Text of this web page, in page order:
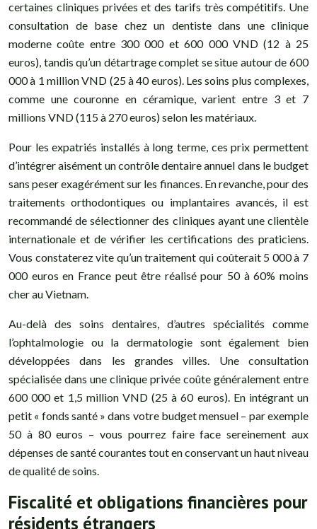
certaines cliniques privées et des tarifs très compétitifs. Une
consultation de base chez un dentiste dans une clinique
moderne coûte entre 300 000 et 600 000 VND (12 à 25
euros), tandis qu’un détartrage complet se situe autour de 600
000 à 1 million VND (25 à 40 euros). Les soins plus complexes,
comme une couronne en céramique, varient entre 3 et 7
millions VND (115 à 270 euros) selon les matériaux.
Pour les expatriés installés à long terme, ces prix permettent
d’intégrer aisément un contrôle dentaire annuel dans le budget
sans peser exagérément sur les finances. En revanche, pour des
traitements orthodontiques ou implantaires avancés, il est
recommandé de sélectionner des cliniques ayant une clientèle
internationale et de vérifier les certifications des praticiens.
Vous constaterez vite qu’un traitement qui coûterait 5 000 à 7
000 euros en France peut être réalisé pour 50 à 60% moins
cher au Vietnam.
Au-delà des soins dentaires, d’autres spécialités comme
l’ophtalmologie ou la dermatologie sont également bien
développées dans les grandes villes. Une consultation
spécialisée dans une clinique privée coûte généralement entre
600 000 et 1,5 million VND (25 à 60 euros). En intégrant un
petit « fonds santé » dans votre budget mensuel – par exemple
50 à 80 euros – vous pourrez faire face sereinement aux
dépenses de santé courantes tout en conservant un haut niveau
de qualité de soins.
Fiscalité et obligations financières pour
résidents étrangers